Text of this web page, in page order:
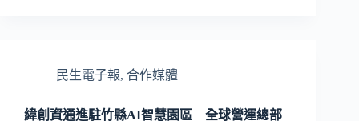
民生電子報, 合作媒體
緯創資通進駐竹縣AI智慧園區 全球營運總部